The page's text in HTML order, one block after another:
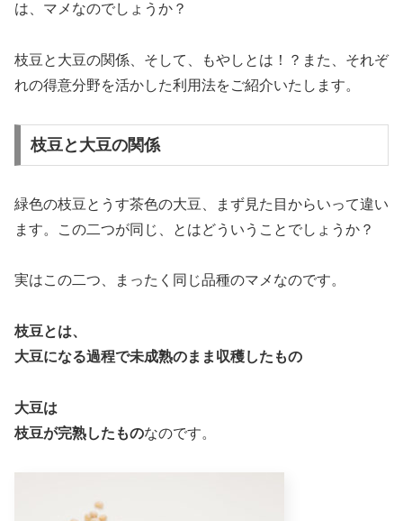
は、マメなのでしょうか？
枝豆と大豆の関係、そして、もやしとは！？また、それぞ
れの得意分野を活かした利用法をご紹介いたします。
枝豆と大豆の関係
緑色の枝豆とうす茶色の大豆、まず見た目からいって違い
ます。この二つが同じ、とはどういうことでしょうか？
実はこの二つ、まったく同じ品種のマメなのです。
枝豆とは、
大豆になる過程で未成熟のまま収穫したもの
大豆は
枝豆が完熟したものなのです。